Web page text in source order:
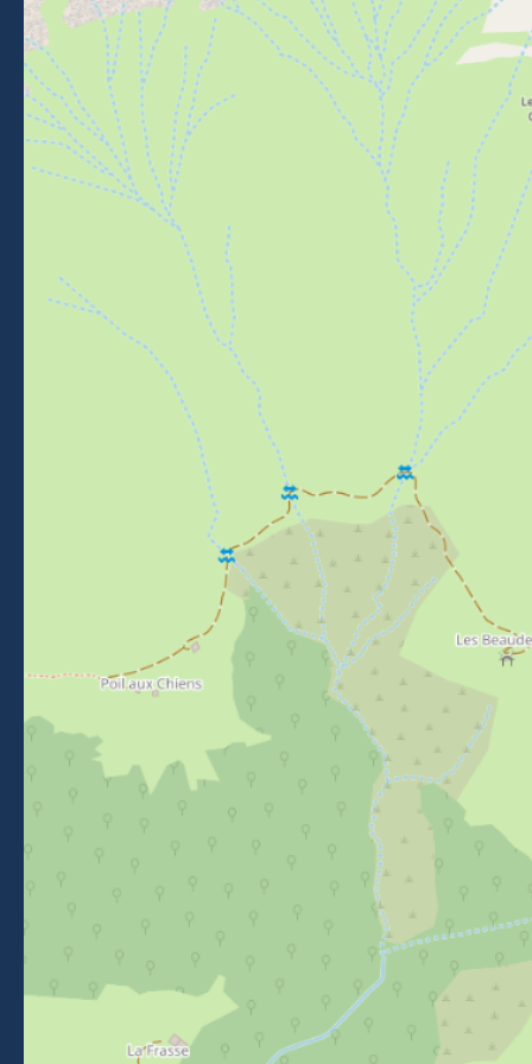
Venir à Morzine
NOUS SUIVRE
Suivez-nous sur Facebook
Suivez-nous sur Instagram
Suivez-nous sur Youtube
Suivez-nous sur
NEWSLETTER
Restez informés des événements, actualités et bons plans
à Morzine.
ESPACE PRESSE
CLASSEMENT DE MEUBLÉS
ESPACE ADHÉRENTS
APPEL D'OFFRES FAQ
Mentions légales Politique de confidentialité - Plan du site-
Accessibilité : non-conforme
Éditer mes cookies-
Made with
IRIS Interactive
Ce site est protégé par reCAPTCHA. Les
règles de confidentialité et